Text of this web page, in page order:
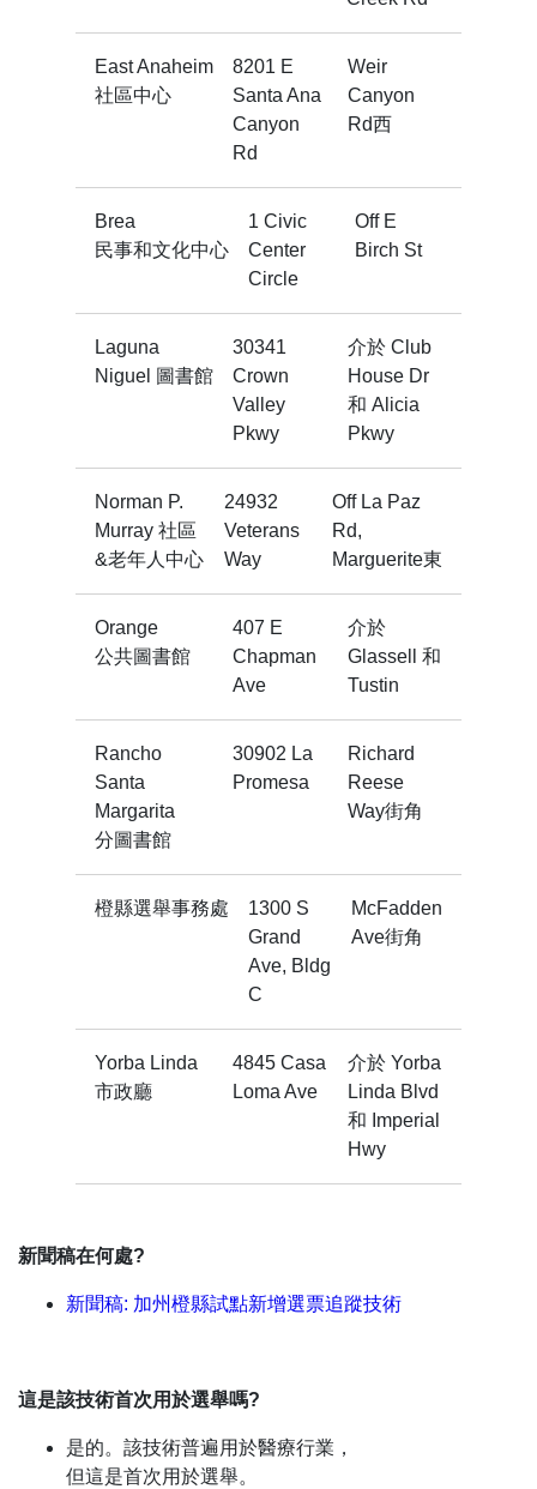
East Anaheim
社區中心
8201 E
Santa Ana
Canyon
Rd
Weir
Canyon
Rd西
Brea
民事和文化中心
1 Civic
Center
Circle
Off E
Birch St
Laguna
Niguel 圖書館
30341
Crown
Valley
Pkwy
介於 Club
House Dr
和 Alicia
Pkwy
Norman P.
Murray 社區
&老年人中心
24932
Veterans
Way
Off La Paz
Rd,
Marguerite東
Orange
公共圖書館
407 E
Chapman
Ave
介於
Glassell 和
Tustin
Rancho
Santa
Margarita
分圖書館
30902 La
Promesa
Richard
Reese
Way街角
橙縣選舉事務處
1300 S
Grand
Ave, Bldg
C
McFadden
Ave街角
Yorba Linda
市政廳
4845 Casa
Loma Ave
介於 Yorba
Linda Blvd
和 Imperial
Hwy
新聞稿在何處?
新聞稿: 加州橙縣試點新增選票追蹤技術
這是該技術首次用於選舉嗎?
是的。該技術普遍用於醫療行業，
但這是首次用於選舉。